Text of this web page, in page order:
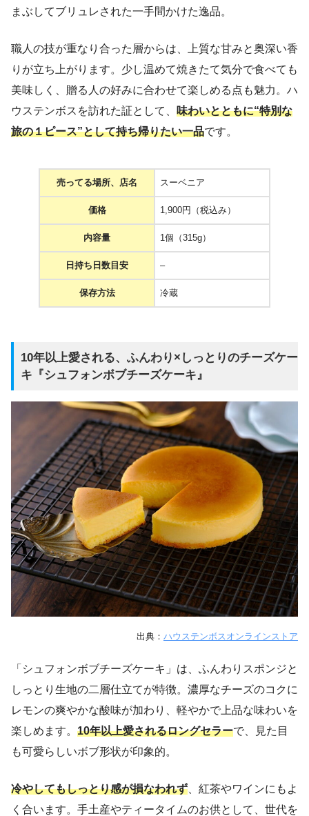
まぶしてブリュレされた一手間かけた逸品。
職人の技が重なり合った層からは、上質な甘みと奥深い香
りが立ち上がります。少し温めて焼きたて気分で食べても
美味しく、贈る人の好みに合わせて楽しめる点も魅力。ハ
ウステンボスを訪れた証として、 味わいとともに“特別な
旅の１ピース”として持ち帰りたい一品です。
売ってる場所、店名 スーベニア
価格 1,900円（税込み）
内容量 1個（315g）
日持ち日数目安 –
保存方法 冷蔵
10年以上愛される、ふんわり×しっとりのチーズケー
キ『シュフォンボブチーズケーキ』
出典： ハウステンボスオンラインストア
「シュフォンボブチーズケーキ」は、ふんわりスポンジと
しっとり生地の二層仕立てが特徴。濃厚なチーズのコクに
レモンの爽やかな酸味が加わり、軽やかで上品な味わいを
楽しめます。 10年以上愛されるロングセラーで、見た目
も可愛らしいボブ形状が印象的。
冷やしてもしっとり感が損なわれず 、紅茶やワインにもよ
く合います。手土産やティータイムのお供として、世代を